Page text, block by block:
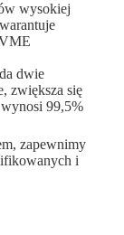
wysokiej
dwie
zwiększa się
wynosi 99,5%
zapewnimy
i